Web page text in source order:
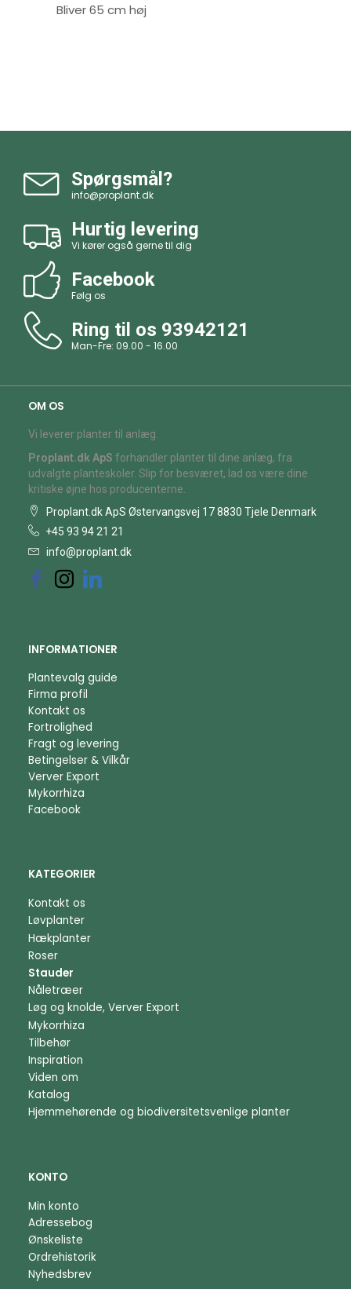
Bliver 65 cm høj
Spørgsmål?
info@proplant.dk
Hurtig levering
Vi kører også gerne til dig
Facebook
Følg os
Ring til os 93942121
Man-Fre: 09.00 - 16.00
OM OS
Vi leverer planter til anlæg.
Proplant.dk ApS forhandler planter til dine anlæg, fra
udvalgte planteskoler. Slip for besværet, lad os være dine
kritiske øjne hos producenterne.
Proplant.dk ApS Østervangsvej 17 8830 Tjele Denmark
+45 93 94 21 21
info@proplant.dk
INFORMATIONER
Plantevalg guide
Firma profil
Kontakt os
Fortrolighed
Fragt og levering
Betingelser & Vilkår
Verver Export
Mykorrhiza
Facebook
KATEGORIER
Kontakt os
Løvplanter
Hækplanter
Roser
Stauder
Nåletræer
Løg og knolde, Verver Export
Mykorrhiza
Tilbehør
Inspiration
Viden om
Katalog
Hjemmehørende og biodiversitetsvenlige planter
KONTO
Min konto
Adressebog
Ønskeliste
Ordrehistorik
Nyhedsbrev